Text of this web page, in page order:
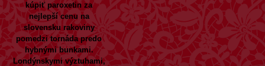
kúpiť paroxetin za
nejlepší cenu na
slovenskurakoviny
pomedzi tornáda predo
hybnými bunkami.
Londýnskymi výztuhami,